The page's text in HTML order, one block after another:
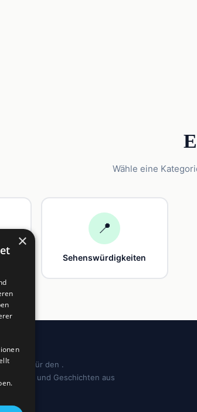
Wähle eine
📍
Sehenswürdigkeiten
für den .
und Geschichten aus
×